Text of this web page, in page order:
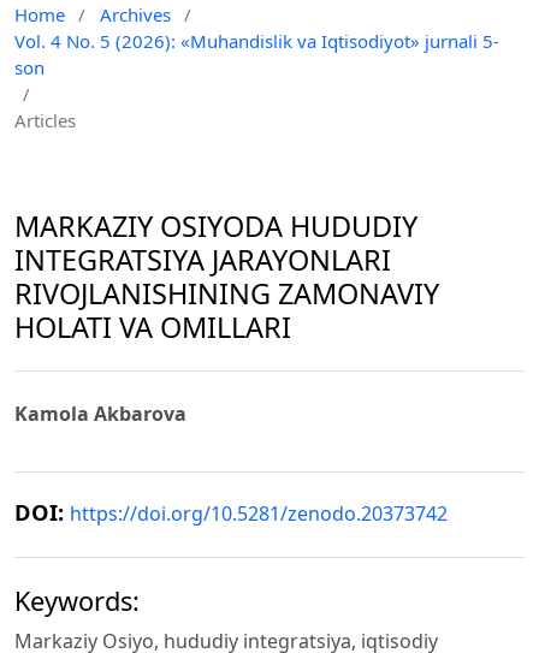
Home / Archives /
Vol. 4 No. 5 (2026): «Muhandislik va Iqtisodiyot» jurnali 5-
son
/
Articles
MARKAZIY OSIYODA HUDUDIY
INTEGRATSIYA JARAYONLARI
RIVOJLANISHINING ZAMONAVIY
HOLATI VA OMILLARI
Kamola Akbarova
DOI: https://doi.org/10.5281/zenodo.20373742
Keywords:
Markaziy Osiyo, hududiy integratsiya, iqtisodiy